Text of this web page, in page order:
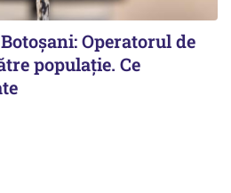
Operatorul de
populație. Ce